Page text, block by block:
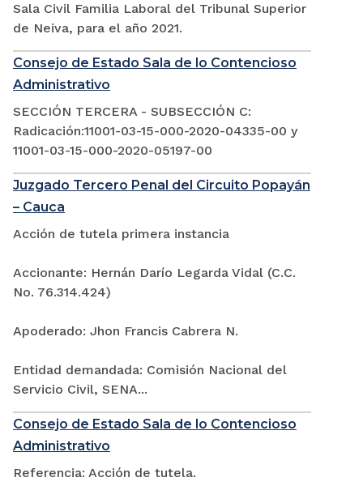
Sala Civil Familia Laboral del Tribunal Superior
de Neiva, para el año 2021.
Consejo de Estado Sala de lo Contencioso
Administrativo
SECCIÓN TERCERA - SUBSECCIÓN C:
Radicación:11001-03-15-000-2020-04335-00 y
11001-03-15-000-2020-05197-00
Juzgado Tercero Penal del Circuito Popayán
– Cauca
Acción de tutela primera instancia
Accionante: Hernán Darío Legarda Vidal (C.C.
No. 76.314.424)
Apoderado: Jhon Francis Cabrera N.
Entidad demandada: Comisión Nacional del
Servicio Civil, SENA...
Consejo de Estado Sala de lo Contencioso
Administrativo
Referencia: Acción de tutela.